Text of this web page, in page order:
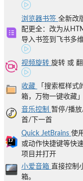
浏览器书签 全新改
配更全：改为从
导入书签到飞书多
视频旋转 旋转 或
收藏
「搜索框样式
箱，万物一键收藏」
音乐控制 暂停/播
首/下一首
Quick JetBrains 使
或动作快捷键等快
项目并打开
小爱音箱 直接控制
箱。